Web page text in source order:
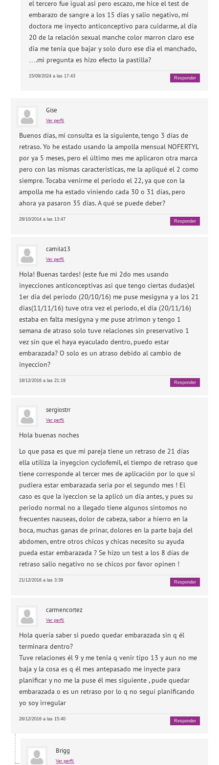
el tercero fue igual asi pero escazo, me hice el test de
embarazo de sangre a los 15 dias y salio negativo, mi
doctora me inyecto anticonceptivo para cuidarme, al dia
20 de la relación sexual manche color marron claro ese
dia me tenia que bajar y solo duro ese dia el manchado,
….mi pregunta es hizo efecto la pastilla?
15/09/2024 a las 17:43 Responder
Gise
Ver perfil
Buenos días, mi consulta es la siguiente, tengo 3 días de
retraso. Yo he estado usando la ampolla mensual NOFERTYL
por ya 5 meses, pero el último mes me aplicaron otra marca
pero con las mismas características, me la apliqué el 2 como
siempre. Tocaba venirme el periodo el 22, ya que con la
ampolla me ha estado viniendo cada 30 o 31 días, pero
ahora ya pasaron 35 días. A qué se puede deber?
28/10/2014 a las 13:47 Responder
camila13
Ver perfil
Hola! Buenas tardes! (este fue mi 2do mes usando
inyecciones anticonceptivas asi que tengo ciertas dudas)el
1er dia del periodo (20/10/16) me puse mesigyna y a los 21
dias(11/11/16) tuve otra vez el periodo, el dia (20/11/16)
estaba en falta mesigyna y me puse atrimon y tengo 1
semana de atraso solo tuve relaciones sin preservativo 1
vez sin que el haya eyaculado dentro, puedo estar
embarazada? O solo es un atraso debido al cambio de
inyeccion?
18/12/2016 a las 21:19 Responder
sergiostrr
Ver perfil
Hola buenas noches
Lo que pasa es que mi pareja tiene un retraso de 21 días
ella utiliza la inyegcion cyclofemil, el tiempo de retraso que
tiene corresponde al tercer mes de aplicación por lo que si
pudiera estar embarazada seria por el segundo mes ! El
caso es que la iyeccion se la aplicó un día antes, y pues su
periodo normal no a llegado tiene algunos sintomos no
frecuentes nauseas, dolor de cabeza, sabor a hierro en la
boca, muchas ganas de prinar, dolores en la parte baja del
abdomen, entre otros chicos y chicas necesito su ayuda
pueda estar embarazada ? Se hizo un test a los 8 días de
retraso salio negativo no se chicos por favor opinen !
21/12/2016 a las 3:39 Responder
carmencortez
Ver perfil
Hola quería saber si puedo quedar embarazada sin q él
terminara dentro?
Tuve relaciones él 9 y me tenia q venir tipo 13 y aun no me
baja y la cosa es q él mes antepasado me inyecte para
planificar y no me la puse él mes siguiente , pude quedar
embarazada o es un retraso por lo q no seguí planificando
yo soy irregular
26/12/2016 a las 15:40 Responder
Brigg
Ver perfil